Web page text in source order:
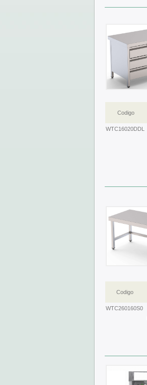
Codigo
WTC16020DDL
Codigo
WTC260160S0